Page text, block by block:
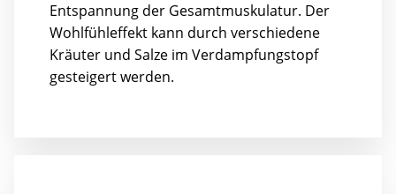
Entspannung der Gesamtmuskulatur. Der
Wohlfühleffekt kann durch verschiedene
Kräuter und Salze im Verdampfungstopf
gesteigert werden.